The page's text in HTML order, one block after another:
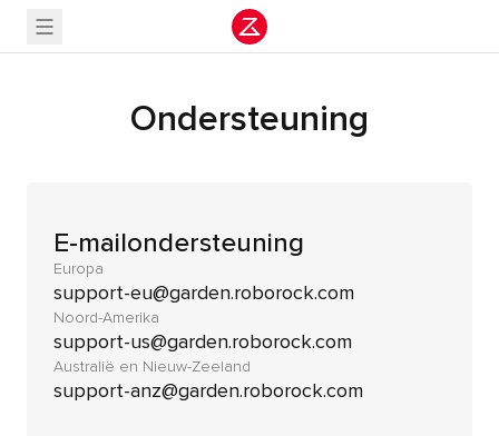
Ondersteuning
E-mailondersteuning
Europa
support-eu@garden.roborock.com
Noord-Amerika
support-us@garden.roborock.com
Australië en Nieuw-Zeeland
support-anz@garden.roborock.com